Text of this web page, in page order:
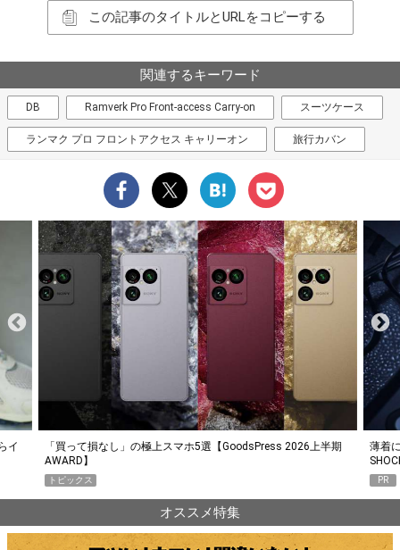
この記事のタイトルとURLをコピーする
関連するキーワード
DB Ramverk Pro Front-access Carry-on スーツケース
ランマク プロ フロントアクセス キャリーオン 旅行カバン
イ
「買って損なし」の極上スマホ5選【GoodsPress 2026上半期
AWARD】
トピックス
薄着
PR
オススメ特集